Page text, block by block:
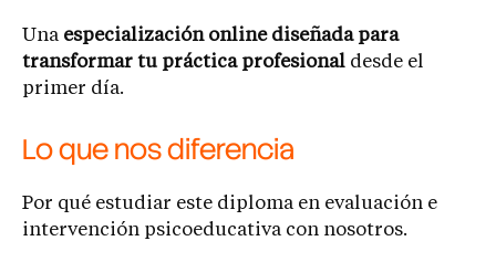
Una especialización online diseñada para
transformar tu práctica profesional desde el
primer día.
Lo que nos diferencia
Por qué estudiar este diploma en evaluación e
intervención psicoeducativa con nosotros.